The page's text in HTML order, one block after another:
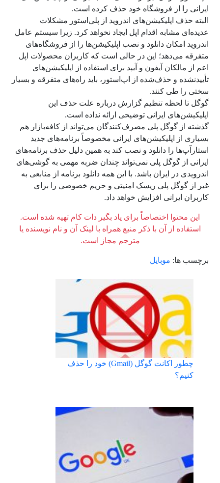
ایرانی را از فروشگاه خود حذف کرده است.
البته حذف اپلیکیشن‌های اندروید از پلی‌استور مشکلات
عدیده‌ای مشابه اقدام اپل ایجاد نخواهد کرد. زیرا سیستم عامل
اندروید امکان دانلود و نصب اپلیکیشن‌ها را از فروشگاه‌های
متفرقه می‌دهد؛ این در حالی است که کاربران محصولات اپل
اعم از مالکان آیفون و آیپد برای استفاده از اپلیکیشن‌های
تأییدنشده و حذف‌شده از اپ‌استور، باید راه‌های متفرقه و بسیار
سختی را طی کنند.
گوگل تا لحظه تنظیم گزارش درباره علت حذف این
اپلیکیشن‌های ایرانی توضیحی ارائه نداده است.
گذشته از گوگل پلی مصرف‌کنندگان می‌تواند از کافه‌بازار هم
بسیاری از اپلیکیشن‌های ایرانی مخصوصاً برنامه‌های جدید
استارآپ‌ها را دانلود و نصب کند به همین دلیل حذف برنامه‌های
ایرانی از گوگل پلی نمی‌تواند چندان ضربه مهمی به گوشی‌های
اندرویدی در ایران باشد. با این همه دانلود برنامه از منابعی به
غیر از گوگل پلی ریسک امنیتی و حریم خصوصی را برای
کاربران ایرانی افزایش خواهد داد.
این محتوا اختصاصاً برای یاد بگیر دات کام تهیه شده است.
استفاده از آن با ذکر منبع همراه با لینک آن و نام نویسنده یا
مترجم مجاز است.
برچسب ها: موبایل
چطور اکانت گوگل (Gmail) خود را حذف
کنیم؟